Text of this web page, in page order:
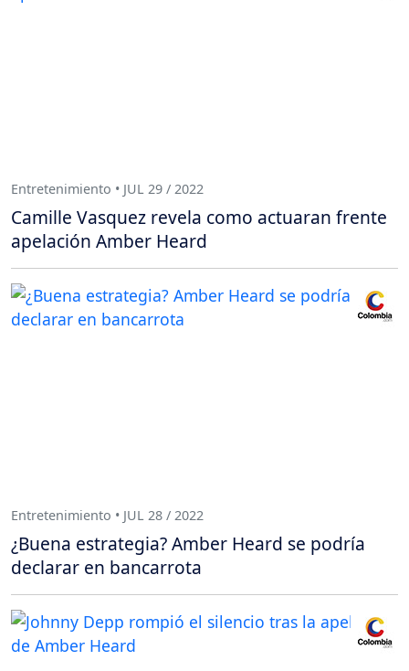
Entretenimiento • JUL 29 / 2022
Camille Vasquez revela como actuaran frente
apelación Amber Heard
Entretenimiento • JUL 28 / 2022
¿Buena estrategia? Amber Heard se podría
declarar en bancarrota